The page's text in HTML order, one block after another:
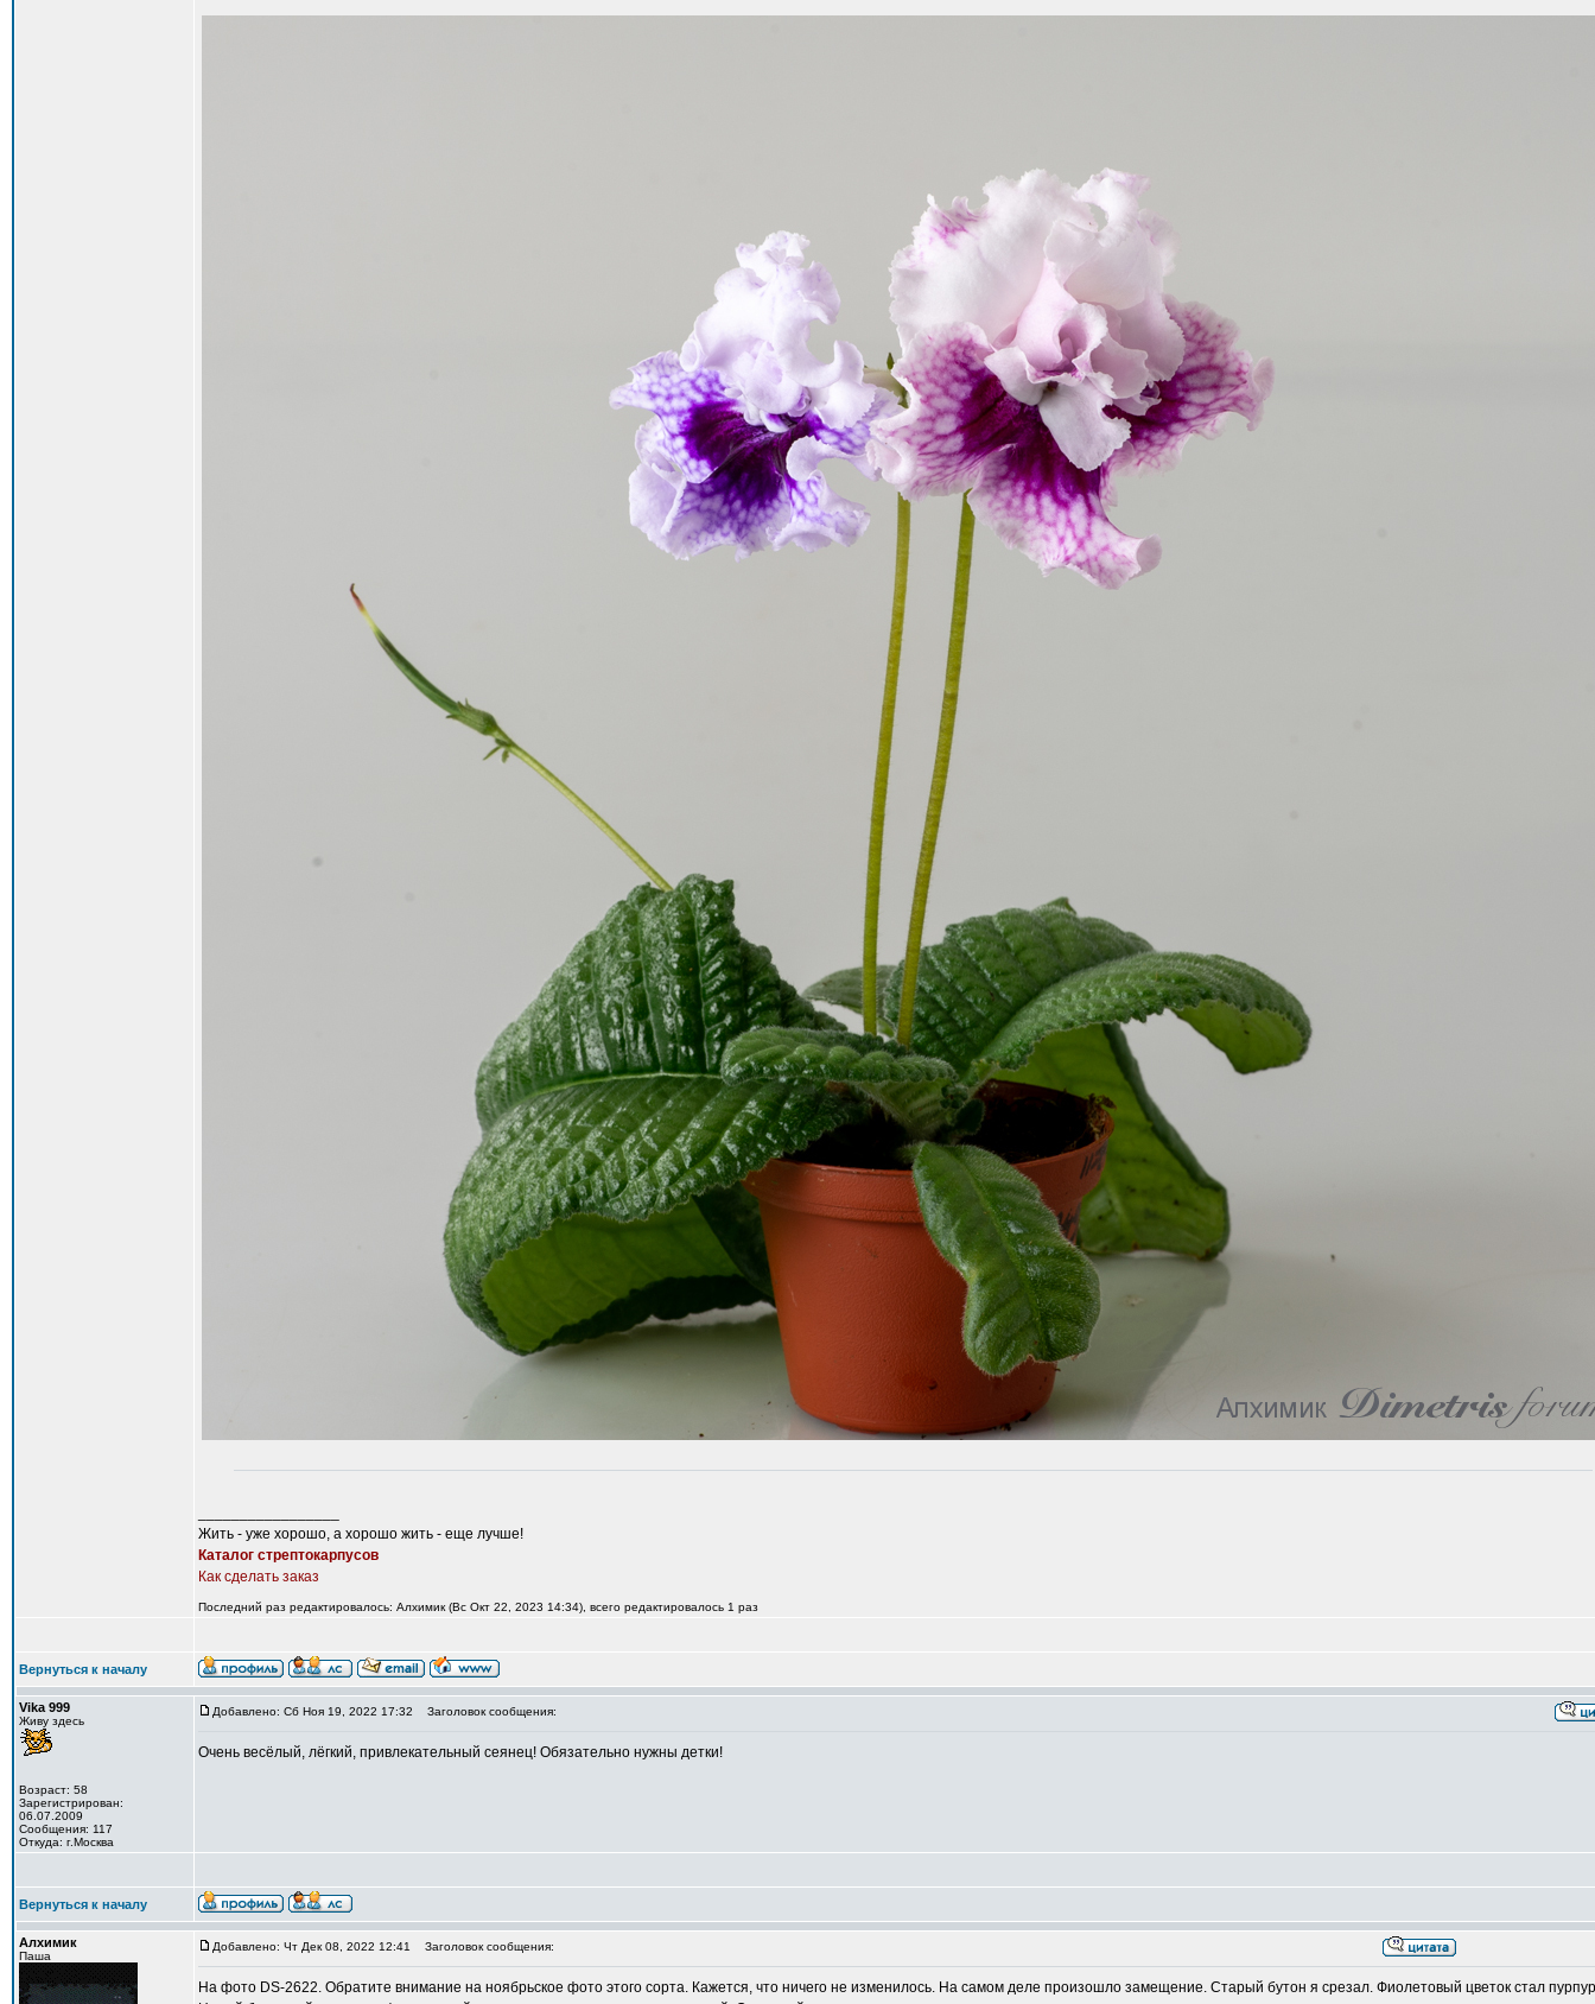
Жить - уже хорошо, а хорошо жить - еще лучше!
Каталог стрептокарпусов
Как сделать заказ
Последний раз редактировалось: Алхимик (Вс Окт 22, 2023 14:34), всего редактировалось 1 раз
Вернуться к началу
Vika 999
Живу здесь
Возраст: 58
Зарегистрирован:
06.07.2009
Сообщения: 117
Откуда: г.Москва
Добавлено: Сб Ноя 19, 2022 17:32 Заголовок сообщения:
Очень весёлый, лёгкий, привлекательный сеянец! Обязательно нужны детки!
Вернуться к началу
Алхимик
Паша
Добавлено: Чт Дек 08, 2022 12:41 Заголовок сообщения:
На фото DS-2622. Обратите внимание на ноябрьское фото этого сорта. Кажется, что ничего не изменилось. На самом деле произошло замещение. Старый бутон я срезал. Фиолетовый цветок стал